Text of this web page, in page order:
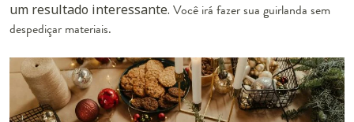
um resultado interessante. Você irá fazer sua guirlanda sem
despediçar materiais.